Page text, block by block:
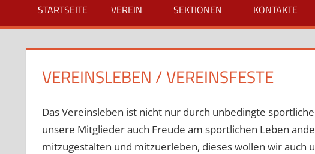
WSSV
STARTSEITE VEREIN SEKTIONEN KONTAKTE
VEREINSLEBEN / VEREINSFESTE
Das Vereinsleben ist nicht nur durch unbedingte
unsere Mitglieder auch Freude am sportlichen Leben
mitzugestalten und mitzuerleben, dieses wollen wir auch